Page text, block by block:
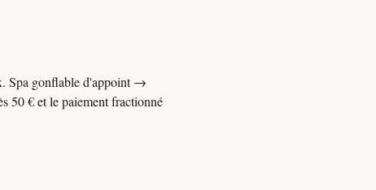
Spa gonflable d'appoint →
50 € et le paiement fractionné